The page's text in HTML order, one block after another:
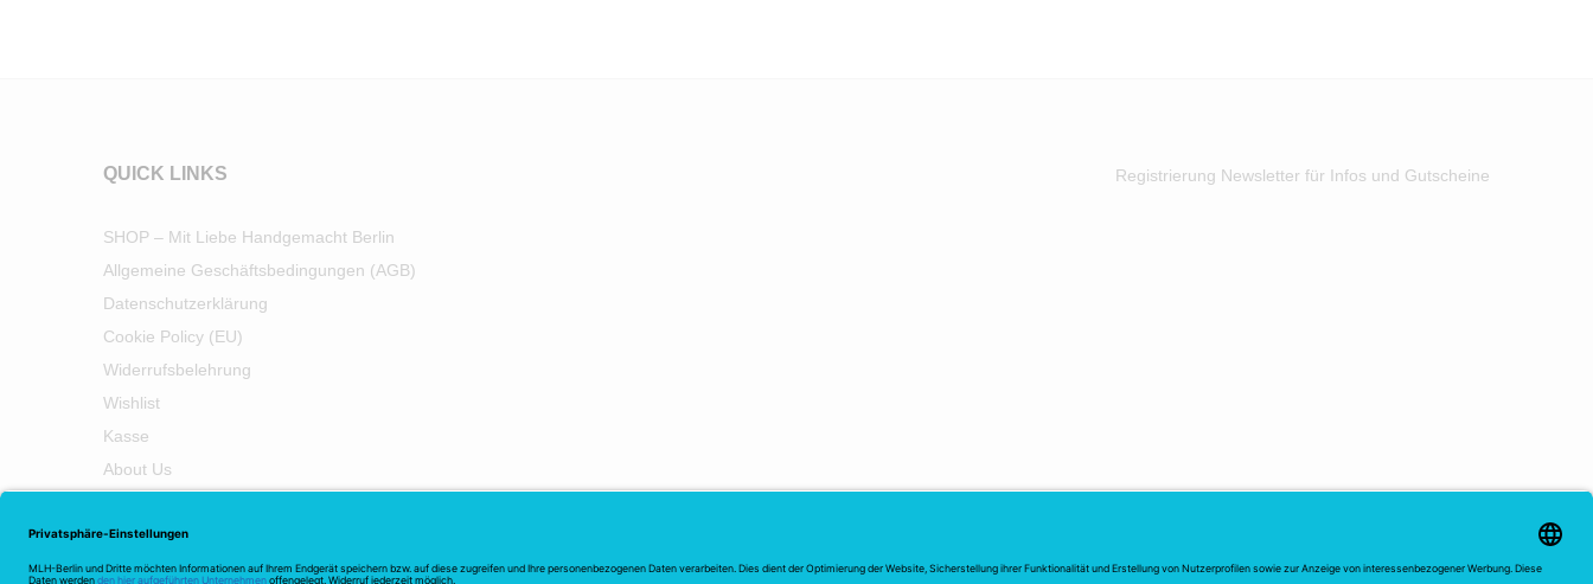
QUICK LINKS
SHOP – Mit Liebe Handgemacht Berlin
Allgemeine Geschäftsbedingungen (AGB)
Datenschutzerklärung
Cookie Policy (EU)
Widerrufsbelehrung
Wishlist
Kasse
About Us
Registrierung Newsletter für Infos und Gutscheine